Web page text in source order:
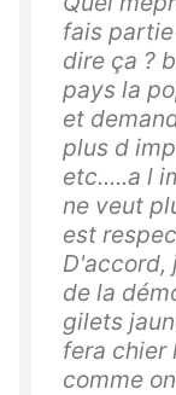
fais
dire ça ?
pays la
et
plus d
etc.....a l
ne veut
est
D'accord,
de la
gilets
fera chier
comme